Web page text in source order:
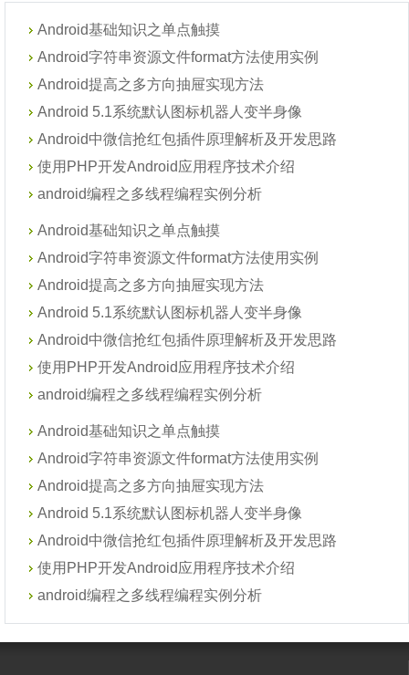
Android基础知识之单点触摸
Android字符串资源文件format方法使用实例
Android提高之多方向抽屉实现方法
Android 5.1系统默认图标机器人变半身像
Android中微信抢红包插件原理解析及开发思路
使用PHP开发Android应用程序技术介绍
android编程之多线程编程实例分析
Android基础知识之单点触摸
Android字符串资源文件format方法使用实例
Android提高之多方向抽屉实现方法
Android 5.1系统默认图标机器人变半身像
Android中微信抢红包插件原理解析及开发思路
使用PHP开发Android应用程序技术介绍
android编程之多线程编程实例分析
Android基础知识之单点触摸
Android字符串资源文件format方法使用实例
Android提高之多方向抽屉实现方法
Android 5.1系统默认图标机器人变半身像
Android中微信抢红包插件原理解析及开发思路
使用PHP开发Android应用程序技术介绍
android编程之多线程编程实例分析